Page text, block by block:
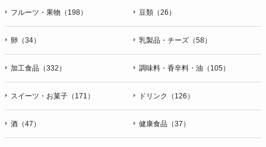
フルーツ・果物（198） 豆類（26）
卵（34） 乳製品・チーズ（58）
加工食品（332） 調味料・香辛料・油（105）
スイーツ・お菓子（171） ドリンク（126）
酒（47） 健康食品（37）